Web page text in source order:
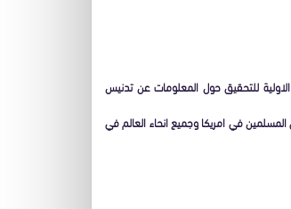
الاولية للتحقيق حول المعلومات عن تدنيس
في امريكا وجميع انحاء العالم في